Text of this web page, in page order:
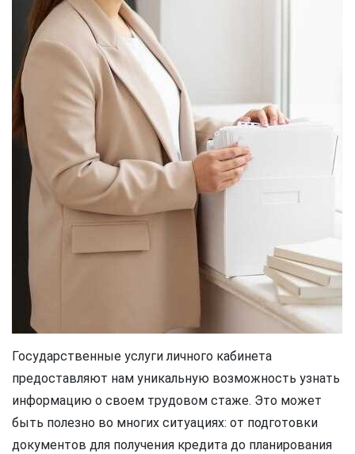
Государственные услуги личного кабинета
предоставляют нам уникальную возможность узнать
информацию о своем трудовом стаже. Это может
быть полезно во многих ситуациях: от подготовки
документов для получения кредита до планирования